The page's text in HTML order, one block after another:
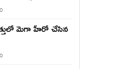
మెగా హీరో చేసిన